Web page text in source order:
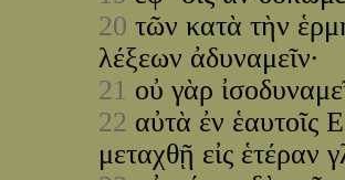
20 τῶν κατὰ τὴν
λέξεων ἀδυναμεῖν·
21 οὐ γὰρ
22 αὐτὰ ἐν ἑαυτοῖς
μεταχθῇ εἰς ἑτέραν